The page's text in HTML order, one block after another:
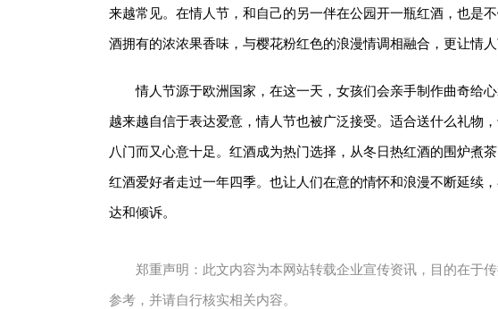
来越常见。在情人节，和自己的另一伴在公园开一瓶红酒，也是
酒拥有的浓浓果香味，与樱花粉红色的浪漫情调相融合，更让情人
情人节源于欧洲国家，在这一天，女孩们会亲手制作曲奇给
越来越自信于表达爱意，情人节也被广泛接受。适合送什么礼物
八门而又心意十足。红酒成为热门选择，从冬日热红酒的围炉煮
红酒爱好者走过一年四季。也让人们在意的情怀和浪漫不断延续
达和倾诉。
郑重声明：此文内容为本网站转载企业宣传资讯，目的在于
参考，并请自行核实相关内容。